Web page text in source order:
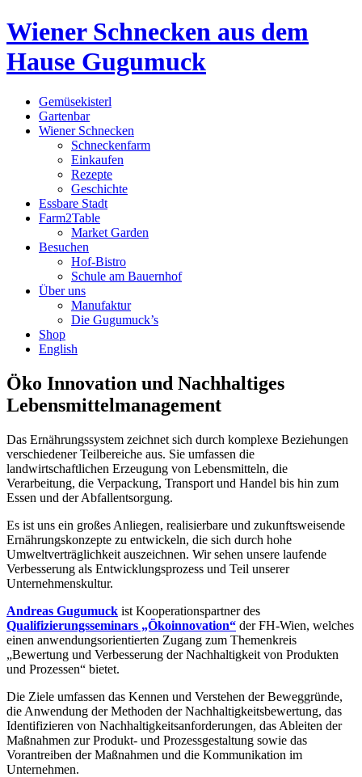
Wiener Schnecken aus dem
Hause Gugumuck
Gemüsekisterl
Gartenbar
Wiener Schnecken
Schneckenfarm
Einkaufen
Rezepte
Geschichte
Essbare Stadt
Farm2Table
Market Garden
Besuchen
Hof-Bistro
Schule am Bauernhof
Über uns
Manufaktur
Die Gugumuck’s
Shop
English
Öko Innovation und Nachhaltiges
Lebensmittelmanagement
Das Ernährungssystem zeichnet sich durch komplexe Beziehungen
verschiedener Teilbereiche aus. Sie umfassen die
landwirtschaftlichen Erzeugung von Lebensmitteln, die
Verarbeitung, die Verpackung, Transport und Handel bis hin zum
Essen und der Abfallentsorgung.
Es ist uns ein großes Anliegen, realisierbare und zukunftsweisende
Ernährungskonzepte zu entwickeln, die sich durch hohe
Umweltverträglichkeit auszeichnen. Wir sehen unsere laufende
Verbesserung als Entwicklungsprozess und Teil unserer
Unternehmenskultur.
Andreas Gugumuck ist Kooperationspartner des
Qualifizierungsseminars „Ökoinnovation“ der FH-Wien, welches
einen anwendungsorientierten Zugang zum Themenkreis
„Bewertung und Verbesserung der Nachhaltigkeit von Produkten
und Prozessen“ bietet.
Die Ziele umfassen das Kennen und Verstehen der Beweggründe,
die Anwendung der Methoden der Nachhaltigkeitsbewertung, das
Identifizieren von Nachhaltigkeitsanforderungen, das Ableiten der
Maßnahmen zur Produkt- und Prozessgestaltung sowie das
Vorantreiben der Maßnahmen und die Kommunikation im
Unternehmen.